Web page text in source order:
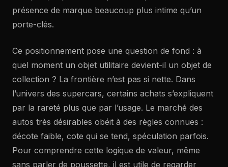
présence de marque beaucoup plus intime qu’un
porte-clés.
Ce positionnement pose une question de fond : à
quel moment un objet utilitaire devient-il un objet de
collection ? La frontière n’est pas si nette. Dans
l’univers des supercars, certains achats s’expliquent
par la rareté plus que par l’usage. Le marché des
autos très désirables obéit à des règles connues :
décote faible, cote qui se tend, spéculation parfois.
Pour comprendre cette logique de valeur, même
sans parler de poussette, il est utile de regarder